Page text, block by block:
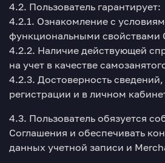
4.2. Пользователь гарантирует:
4.2.1. Ознакомление с
функциональными свойствами
4.2.2. Наличие действующей
на учет в качестве
4.2.3. Достоверность
регистрации и в личном
4.3. Пользователь обязуется
Соглашения и обеспечивать
данных учетной записи и